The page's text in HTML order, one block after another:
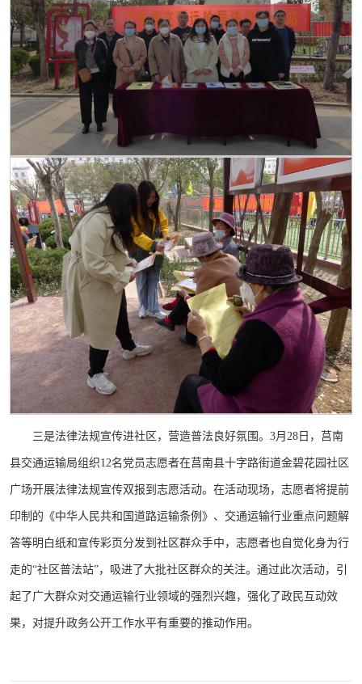
三是法律法规宣传进社区，营造普法良好氛围。3月28日，莒南
县交通运输局组织12名党员志愿者在莒南县十字路街道金碧花园社区
广场开展法律法规宣传双报到志愿活动。在活动现场，志愿者将提前
印制的《中华人民共和国道路运输条例》、交通运输行业重点问题解
答等明白纸和宣传彩页分发到社区群众手中，志愿者也自觉化身为行
走的“社区普法站”，吸进了大批社区群众的关注。通过此次活动，引
起了广大群众对交通运输行业领域的强烈兴趣，强化了政民互动效
果，对提升政务公开工作水平有重要的推动作用。